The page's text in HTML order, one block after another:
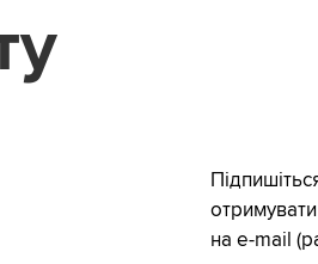
отримувати
на e-mail